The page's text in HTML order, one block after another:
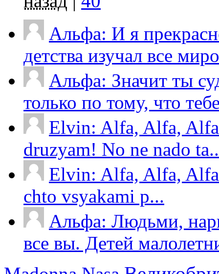
Альфа: И я
детства изучал все
Альфа: Значит ты
только по тому, что
Elvin: Alfa, Alfa,
druzyam! No ne nado
Elvin: Alfa, Alfa,
chto vsyakami p...
Альфа: Людьми,
все вы. Детей